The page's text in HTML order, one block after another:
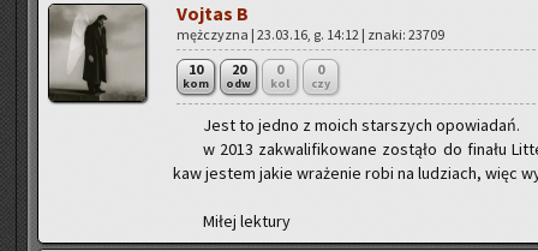
Voj­tas B
męż­czy­zna | 23.03.16, g. 14:12 | znaki: 23709
10
kom
20
odw
0
kol
0
czy
Jest to jedno z moich star­szych opo­wia­dań.
w 2013 za­kwa­li­fi­ko­wa­ne zo­stą­ło do fi­na­łu
kaw je­stem jakie wra­że­nie robi na lu­dziach, więc
Miłej lek­tu­ry